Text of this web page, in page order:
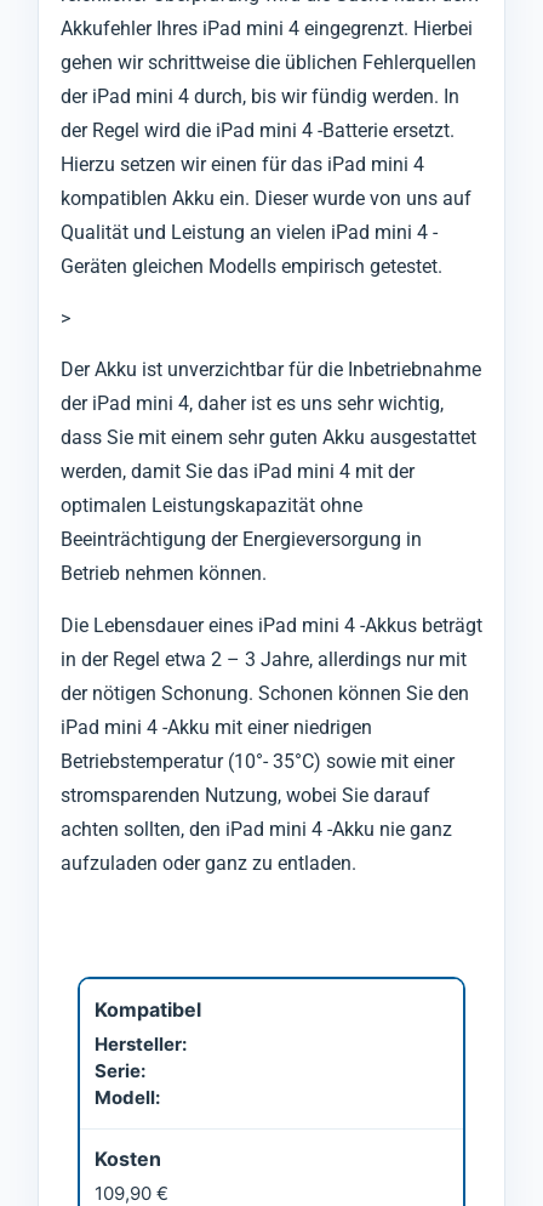
Akkufehler Ihres iPad mini 4 eingegrenzt. Hierbei
gehen wir schrittweise die üblichen Fehlerquellen
der iPad mini 4 durch, bis wir fündig werden. In
der Regel wird die iPad mini 4 -Batterie ersetzt.
Hierzu setzen wir einen für das iPad mini 4
kompatiblen Akku ein. Dieser wurde von uns auf
Qualität und Leistung an vielen iPad mini 4 -
Geräten gleichen Modells empirisch getestet.
>
Der Akku ist unverzichtbar für die Inbetriebnahme
der iPad mini 4, daher ist es uns sehr wichtig,
dass Sie mit einem sehr guten Akku ausgestattet
werden, damit Sie das iPad mini 4 mit der
optimalen Leistungskapazität ohne
Beeinträchtigung der Energieversorgung in
Betrieb nehmen können.
Die Lebensdauer eines iPad mini 4 -Akkus beträgt
in der Regel etwa 2 – 3 Jahre, allerdings nur mit
der nötigen Schonung. Schonen können Sie den
iPad mini 4 -Akku mit einer niedrigen
Betriebstemperatur (10°- 35°C) sowie mit einer
stromsparenden Nutzung, wobei Sie darauf
achten sollten, den iPad mini 4 -Akku nie ganz
aufzuladen oder ganz zu entladen.
Kompatibel
Hersteller:
Serie:
Modell:
Kosten
109,90 €